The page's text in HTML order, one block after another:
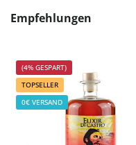
Produktgalerie überspringen
Empfehlungen
(4% GESPART)
TOPSELLER
0€ VERSAND